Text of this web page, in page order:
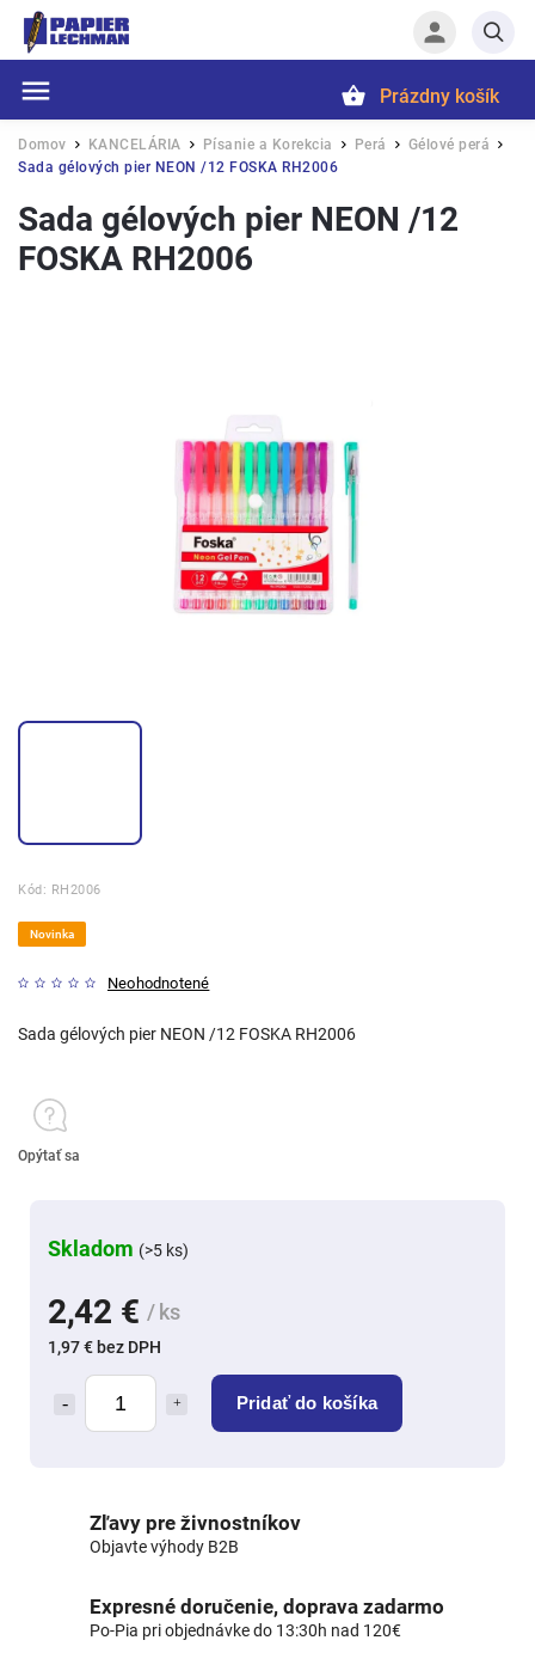
Hľadať
Prázdny košík
Domov / KANCELÁRIA / Písanie a Korekcia / Perá / Gélové perá /
Sada gélových pier NEON /12 FOSKA RH2006
Sada gélových pier NEON /12
FOSKA RH2006
Kód: RH2006
Novinka
Neohodnotené
2,42 € / ks
1,97 € bez DPH
Pridať do košíka
Skladom (>5 ks)
Sada gélových pier NEON /12 FOSKA RH2006
Opýtať sa
Zľavy pre živnostníkov
Objavte výhody B2B
Expresné doručenie, doprava zadarmo
Po-Pia pri objednávke do 13:30h nad 120€